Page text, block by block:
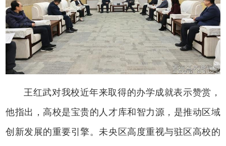
王红武对我校近年来取得的办学成就表示赞赏，
他指出，高校是宝贵的人才库和智力源，是推动区域
创新发展的重要引擎。未央区高度重视与驻区高校的